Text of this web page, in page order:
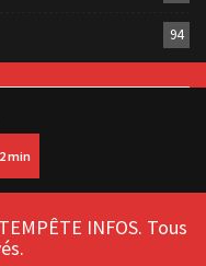
94
INFOS. Tous